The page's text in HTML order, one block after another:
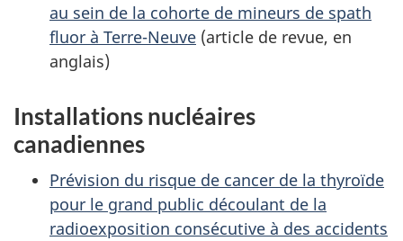
au sein de la cohorte de mineurs de spath
fluor à Terre-Neuve (article de revue, en
anglais)
Installations nucléaires
canadiennes
Prévision du risque de cancer de la thyroïde
pour le grand public découlant de la
radioexposition consécutive à des accidents